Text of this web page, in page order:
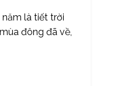
là tiết trời
đông đã về,